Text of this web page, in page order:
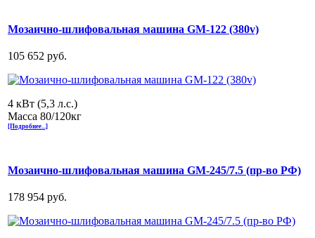
Мозаично-шлифовальная машина GM-122 (380v)
105 652 руб.
4 кВт (5,3 л.с.)
Масса 80/120кг
[Подробнее...]
Мозаично-шлифовальная машина GM-245/7.5 (пр-во РФ)
178 954 руб.